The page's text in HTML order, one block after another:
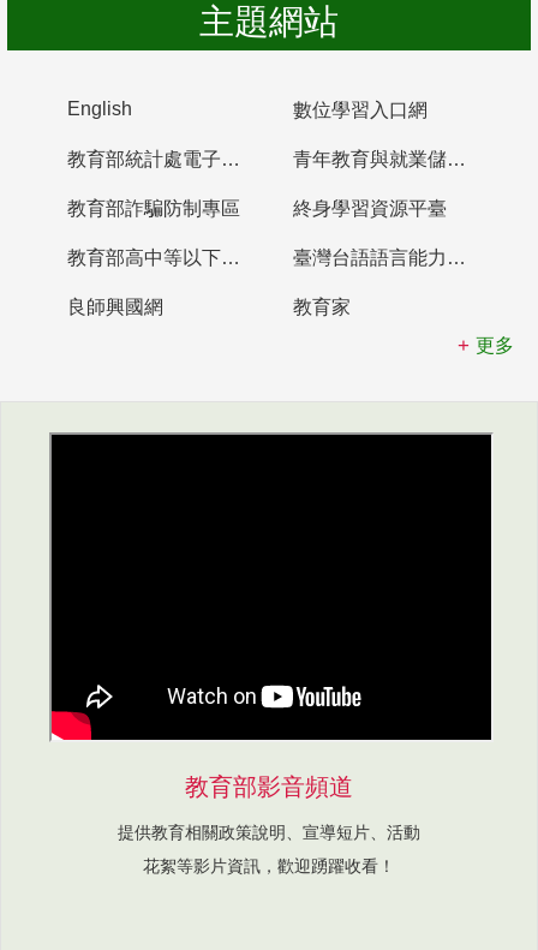
主題網站
English 數位學習入口網
教育部統計處電子書櫃 青年教育與就業儲蓄帳戶
教育部詐騙防制專區 終身學習資源平臺
教育部高中等以下學校及幼兒園教師資格檢定考試 臺灣台語語言能力認證網站
良師興國網
教育家
更多
教育部影音頻道
提供教育相關政策說明、宣導短片、活動
花絮等影片資訊，歡迎踴躍收看！